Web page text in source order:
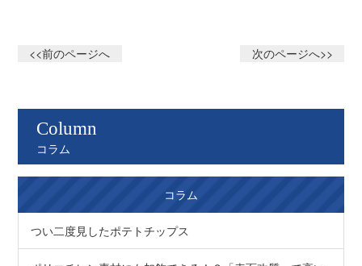
Column
コラム
コラム
つい二度見したポテトチップス
<<前のページへ 次のページへ>>